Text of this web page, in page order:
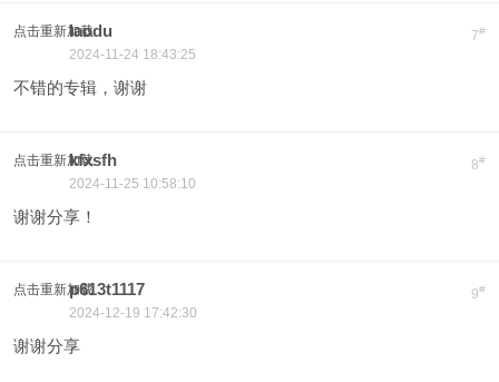
点击重新加载 7#
laodu
2024-11-24 18:43:25
不错的专辑，谢谢
点击重新加载 8#
kfxsfh
2024-11-25 10:58:10
谢谢分享！
点击重新加载 9#
p613t1117
2024-12-19 17:42:30
谢谢分享